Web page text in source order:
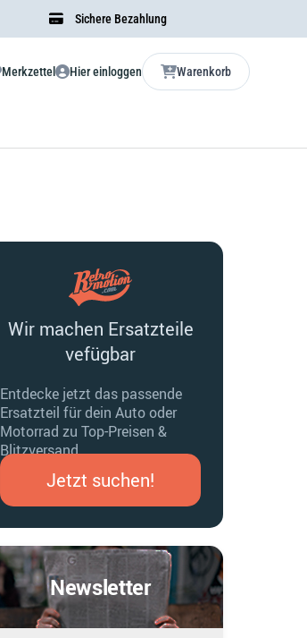
Sichere Bezahlung
Merkzettel Hier einloggen Warenkorb
Wir machen Ersatzteile
vefügbar
Entdecke jetzt das passende
Ersatzteil für dein Auto oder
Motorrad zu Top-Preisen &
Blitzversand.
Jetzt suchen!
Newsletter